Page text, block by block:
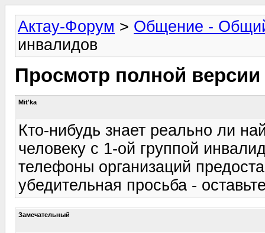
Актау-Форум > Общение -
инвалидов
Просмотр полной
Mit'ka
Кто-нибудь знает реально ли
человеку с 1-ой группой
телефоны организаций
убедительная просьба -
Замечательный